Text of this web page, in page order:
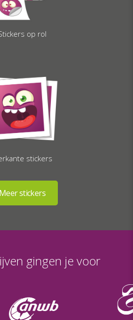
op rol
stickers
gingen je voor